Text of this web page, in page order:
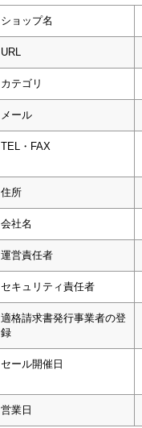
ショップ名
URL
カテゴリ
メール
TEL・FAX
住所
会社名
運営責任者
セキュリティ責任者
適格請求書発行事業者の登
録
セール開催日
営業日